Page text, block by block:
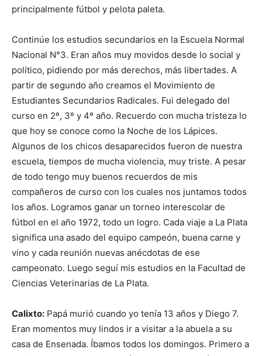
principalmente fútbol y pelota paleta.
Continúe los estudios secundarios en la Escuela Normal
Nacional N°3. Eran años muy movidos desde lo social y
político, pidiendo por más derechos, más libertades. A
partir de segundo año creamos el Movimiento de
Estudiantes Secundarios Radicales. Fui delegado del
curso en 2º, 3º y 4º año. Recuerdo con mucha tristeza lo
que hoy se conoce como la Noche de los Lápices.
Algunos de los chicos desaparecidos fueron de nuestra
escuela, tiempos de mucha violencia, muy triste. A pesar
de todo tengo muy buenos recuerdos de mis
compañeros de curso con los cuales nos juntamos todos
los años. Logramos ganar un torneo interescolar de
fútbol en el año 1972, todo un logro. Cada viaje a La Plata
significa una asado del equipo campeón, buena carne y
vino y cada reunión nuevas anécdotas de ese
campeonato. Luego seguí mis estudios en la Facultad de
Ciencias Veterinarias de La Plata.
Calixto: Papá murió cuando yo tenía 13 años y Diego 7.
Eran momentos muy lindos ir a visitar a la abuela a su
casa de Ensenada. Íbamos todos los domingos. Primero a